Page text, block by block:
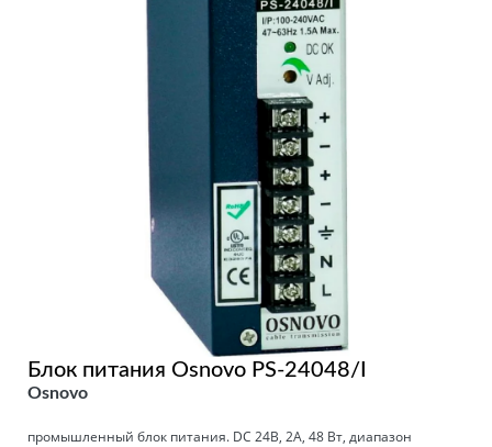
Блок питания Osnovo PS-24048/I
Osnovo
промышленный блок питания. DC 24В, 2А, 48 Вт, диапазон